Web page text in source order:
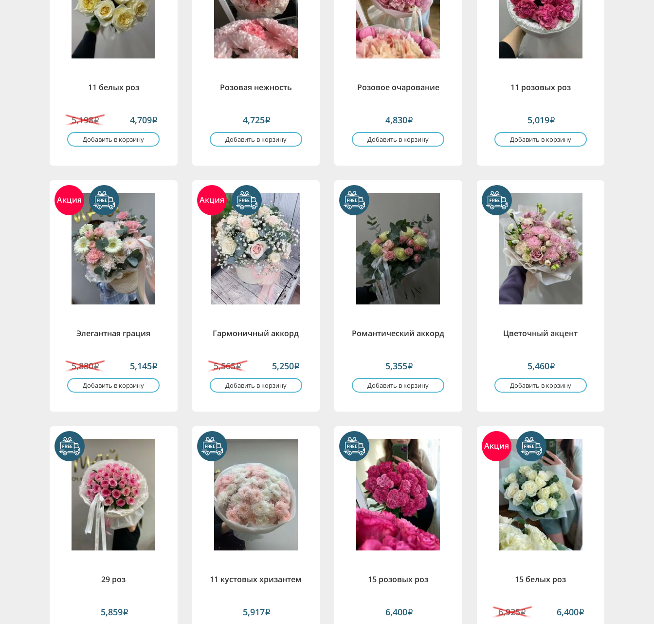
11 белых роз
5,198i 4,709i
Добавить в корзину
Розовая нежность
4,725i
Добавить в корзину
Розовое очарование
4,830i
Добавить в корзину
11 розовых роз
5,019i
Добавить в корзину
Акция
Элегантная грация
5,880i 5,145i
Добавить в корзину
Акция
Гармоничный аккорд
5,565i 5,250i
Добавить в корзину
Романтический аккорд
5,355i
Добавить в корзину
Цветочный акцент
5,460i
Добавить в корзину
29 роз
5,859i
11 кустовых хризантем
5,917i
15 розовых роз
6,400i
Акция
15 белых роз
6,925i 6,400i